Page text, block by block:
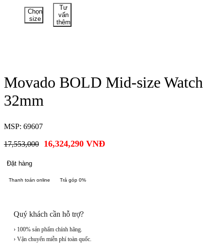
Chọn
size
Tư
vấn
thêm
Movado BOLD Mid-size Watch
32mm
MSP: 69607
17,553,000 16,324,290 VNĐ
Đặt hàng
Thanh toán online Trả góp 0%
Quý khách cần hỗ trợ?
› 100% sản phẩm chính hãng.
› Vận chuyển miễn phí toàn quốc.